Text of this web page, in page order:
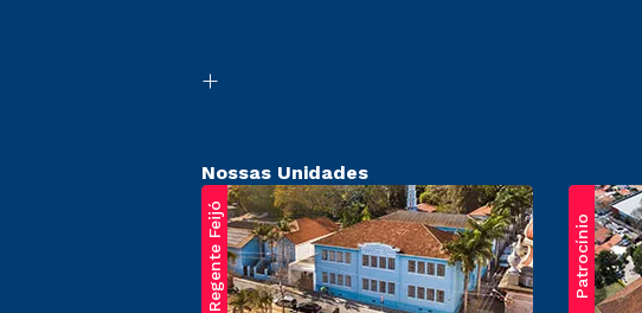
Nossas Unidades
Regente Feijó Patrocínio